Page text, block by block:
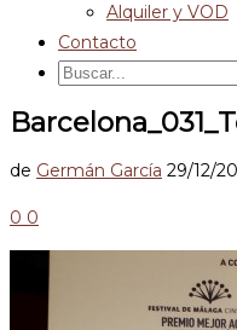
Alquiler y VOD
Contacto
de Germán García 29/12/
0 0